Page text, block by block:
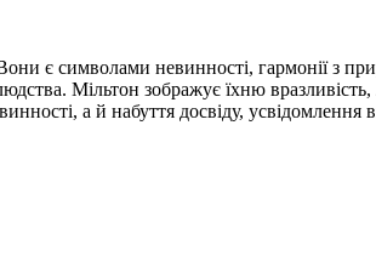
є символами невинності, гармонії з
Мільтон зображує їхню
а й набуття досвіду, усвідомлення